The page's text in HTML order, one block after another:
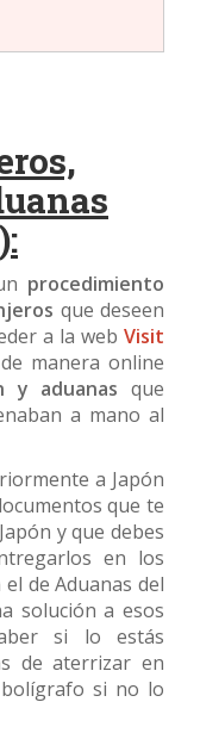
procedimiento
que deseen
a la web Visit
manera online
y aduanas que
a mano al
a Japón
que te
y que debes
en los
de Aduanas del
solución a esos
si lo estás
de aterrizar en
bolígrafo si no lo